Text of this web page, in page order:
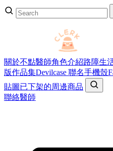
關於不點醫師角色介紹路障生
版作品集Devilcase 聯名手機殼
貼圖 已下架的周邊商品
聯絡醫師